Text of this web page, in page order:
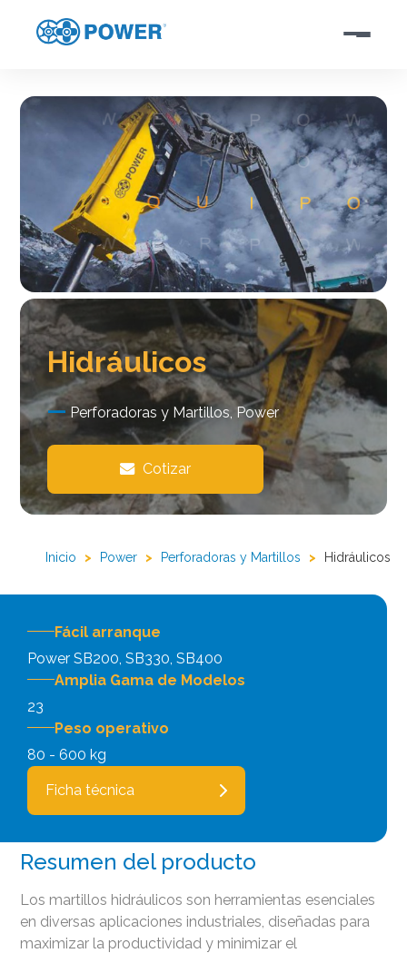
Hidráulicos
Perforadoras y Martillos, Power
Cotizar
Inicio > Power > Perforadoras y Martillos > Hidráulicos
Fácil arranque
Power SB200, SB330, SB400
Amplia Gama de Modelos
23
Peso operativo
80 - 600 kg
Ficha técnica
Resumen del producto
Los martillos hidráulicos son herramientas esenciales
en diversas aplicaciones industriales, diseñadas para
maximizar la productividad y minimizar el